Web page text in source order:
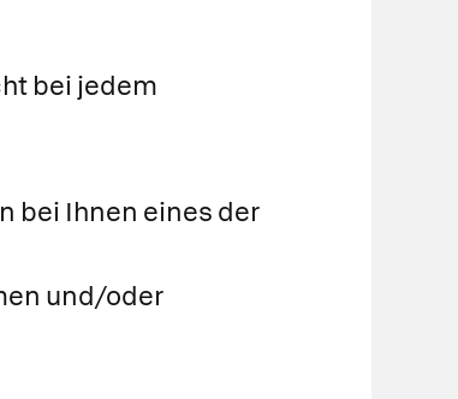
bei jedem
bei Ihnen eines der
und/oder